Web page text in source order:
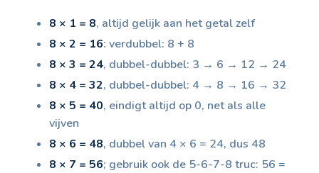
8 × 1 = 8, altijd gelijk aan het getal zelf
8 × 2 = 16: verdubbel: 8 + 8
8 × 3 = 24, dubbel-dubbel: 3 → 6 → 12 → 24
8 × 4 = 32, dubbel-dubbel: 4 → 8 → 16 → 32
8 × 5 = 40, eindigt altijd op 0, net als alle
vijven
8 × 6 = 48, dubbel van 4 × 6 = 24, dus 48
8 × 7 = 56; gebruik ook de 5-6-7-8 truc: 56 =